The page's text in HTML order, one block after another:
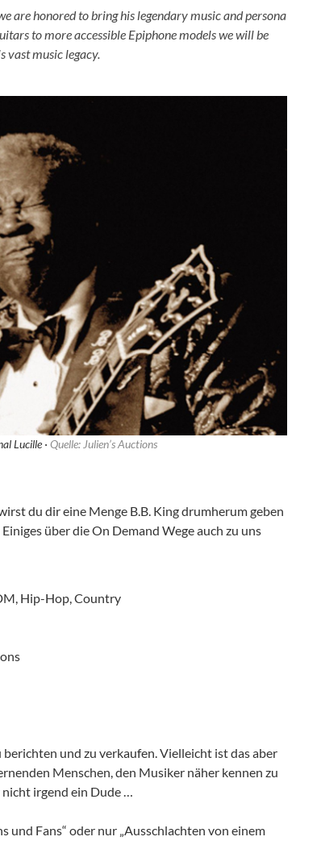
are honored to bring his legendary music and persona
to more accessible Epiphone models we will be
vast music legacy.
Lucille · Quelle: Julien’s Auctions
du dir eine Menge B.B. King drumherum geben
über die On Demand Wege auch zu uns
Hip-Hop, Country
und zu verkaufen. Vielleicht ist das aber
Menschen, den Musiker näher kennen zu
irgend ein Dude …
und Fans“ oder nur „Ausschlachten von einem